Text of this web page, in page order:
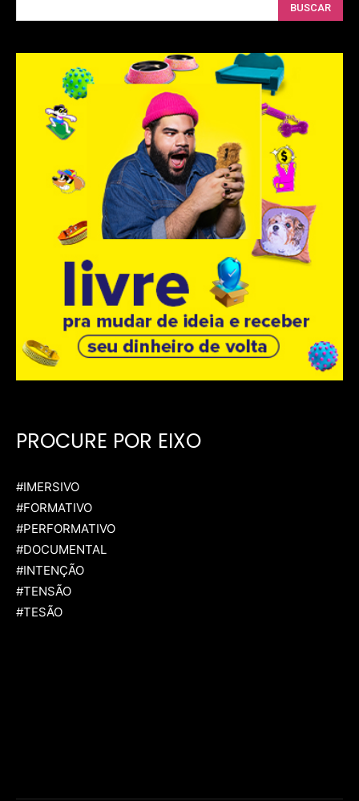
BUSCAR
PROCURE POR EIXO
#IMERSIVO
#FORMATIVO
#PERFORMATIVO
#DOCUMENTAL
#INTENÇÃO
#TENSÃO
#TESÃO